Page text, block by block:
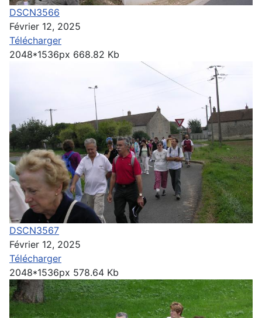
DSCN3566
Février 12, 2025
Télécharger
2048*1536px 668.82 Kb
DSCN3567
Février 12, 2025
Télécharger
2048*1536px 578.64 Kb